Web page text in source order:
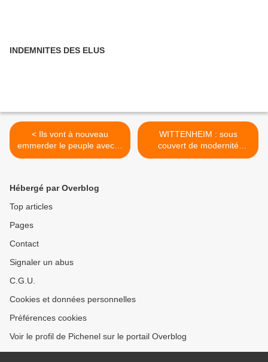
INDEMNITES DES ELUS
< Ils vont à nouveau
emmerder le peuple avec le
vaccin
WITTENHEIM : sous
couvert de modernité
s'accomplit
Hébergé par Overblog
Top articles
Pages
Contact
Signaler un abus
C.G.U.
Cookies et données personnelles
Préférences cookies
Voir le profil de Pichenel sur le portail Overblog